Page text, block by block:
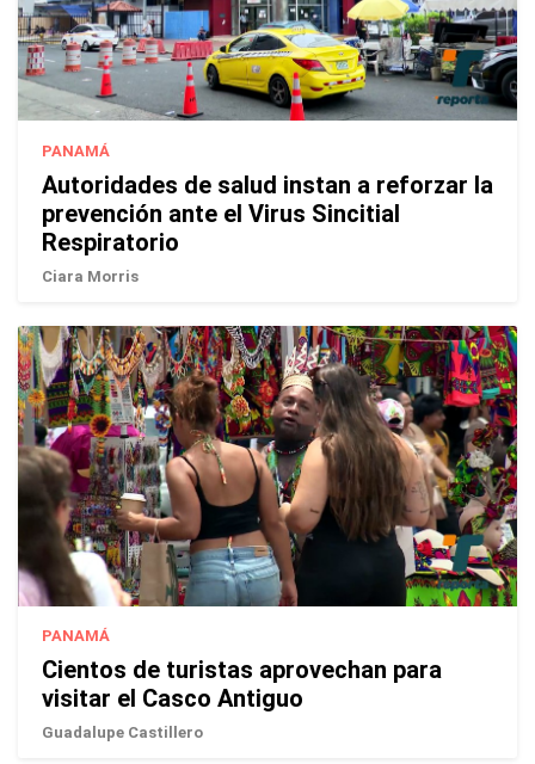
PANAMÁ
Autoridades de salud instan a reforzar la
prevención ante el Virus Sincitial
Respiratorio
Ciara Morris
PANAMÁ
Cientos de turistas aprovechan para
visitar el Casco Antiguo
Guadalupe Castillero